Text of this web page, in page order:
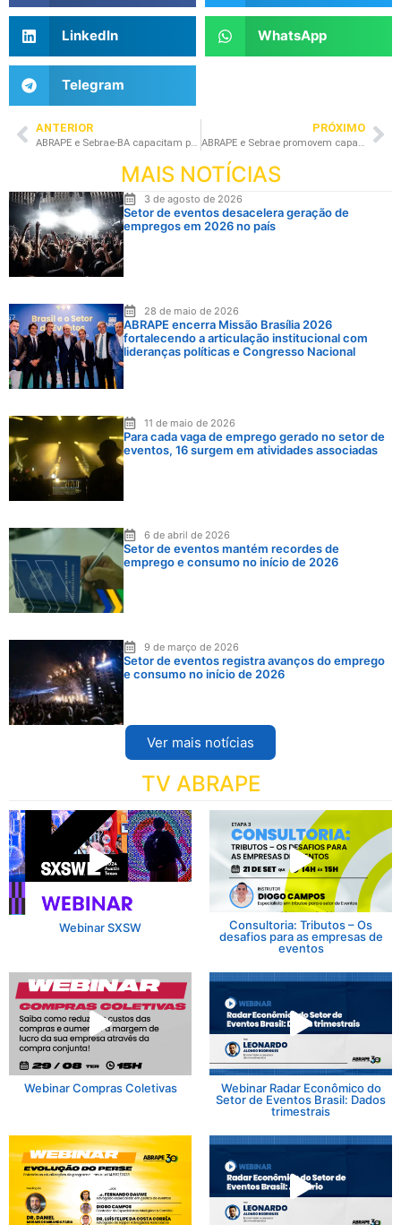
LinkedIn WhatsApp
Telegram
ANTERIOR
ABRAPE e Sebrae-BA capacitam profissionais e empresas para o Carnaval 2025
PRÓXIMO
ABRAPE e Sebrae promovem capacitação para profissionais do setor de eventos, em Salvador
MAIS NOTÍCIAS
3 de agosto de 2026
Setor de eventos desacelera geração de
empregos em 2026 no país
28 de maio de 2026
ABRAPE encerra Missão Brasília 2026
fortalecendo a articulação institucional com
lideranças políticas e Congresso Nacional
11 de maio de 2026
Para cada vaga de emprego gerado no setor de
eventos, 16 surgem em atividades associadas
6 de abril de 2026
Setor de eventos mantém recordes de
emprego e consumo no início de 2026
9 de março de 2026
Setor de eventos registra avanços do emprego
e consumo no início de 2026
Ver mais notícias
TV ABRAPE
Webinar SXSW
Consultoria: Tributos – Os
desafios para as empresas de
eventos
Webinar Compras Coletivas
Webinar Radar Econômico do
Setor de Eventos Brasil: Dados
trimestrais